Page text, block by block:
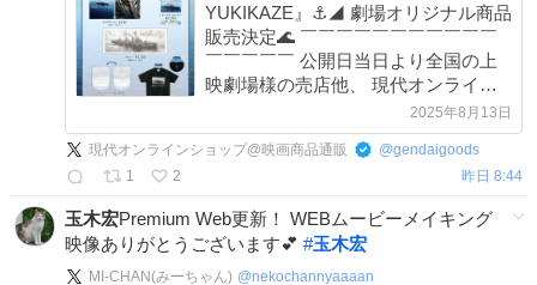
YUKIKAZE』⚓◢ 劇場オリジナル商品
販売決定🌊 ￣￣￣￣￣￣￣￣￣￣￣
￣￣￣￣￣ 公開日当日より全国の上
映劇場様の売店他、 現代オンライン
ショップでは公開日の 【AM10:00よ
り】販売開始致します！！ ⚓商品ペ
ージはこちら▼
gendaigoods.com/SHOP/1172907/l…
2025年8月13日
現代オンラインショップ@映画商品通販 @gendaigoods
1
2 昨日 8:44
玉木宏Premium Web更新！ WEBムービーメイキング
映像ありがとうございます💕 #玉木宏
MI-CHAN(みーちゃん) @nekochannyaaaan